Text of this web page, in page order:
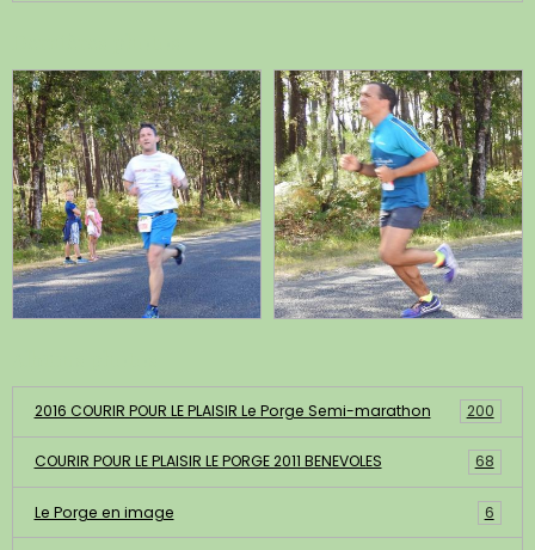
2016 COURIR POUR LE PLAISIR Le Porge Semi-marathon 200
COURIR POUR LE PLAISIR LE PORGE 2011 BENEVOLES 68
Le Porge en image 6